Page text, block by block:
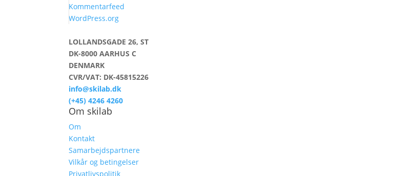
Kommentarfeed
WordPress.org
LOLLANDSGADE 26, ST
DK-8000 AARHUS C
DENMARK
CVR/VAT: DK-45815226
info@skilab.dk
(+45) 4246 4260
Om skilab
Om
Kontakt
Samarbejdspartnere
Vilkår og betingelser
Privatlivspolitik